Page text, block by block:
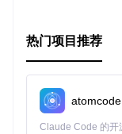
热门项目推荐
atomcode